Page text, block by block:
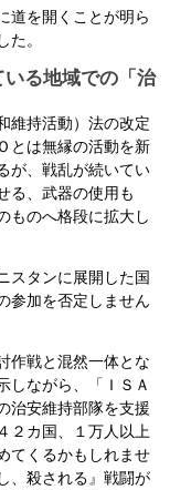
道を開くことが明ら
。
る地域での「治
維持活動）法の改定
とは無縁の活動を新
が、戦乱が続いてい
る、武器の使用も
ものへ格段に拡大し
スタンに展開した国
参加を否定しません
作戦と混然一体とな
しながら、「ＩＳＡ
治安維持部隊を支援
２カ国、１万人以上
てくるかもしれませ
、殺される』戦闘が